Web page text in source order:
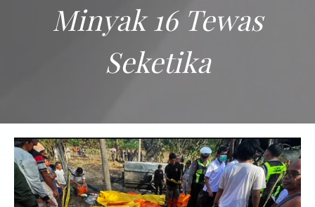
Minyak 16 Tewas
Seketika